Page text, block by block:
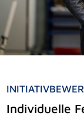
Individuelle